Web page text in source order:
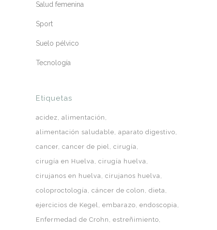
Salud femenina
Sport
Suelo pélvico
Tecnología
Etiquetas
acidez alimentación
alimentación saludable aparato digestivo
cancer cancer de piel cirugía
cirugía en Huelva cirugía huelva
cirujanos en huelva cirujanos huelva
coloproctología cáncer de colon
dieta
ejercicios de Kegel embarazo endoscopia
Enfermedad de Crohn
estreñimiento